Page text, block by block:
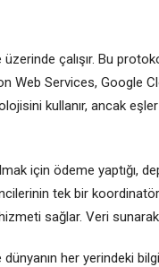
çalışır. Bu
Web Services, Google
kullanır, ancak eşler
için ödeme yaptığı,
tek bir
sağlar. Veri
her yerindeki